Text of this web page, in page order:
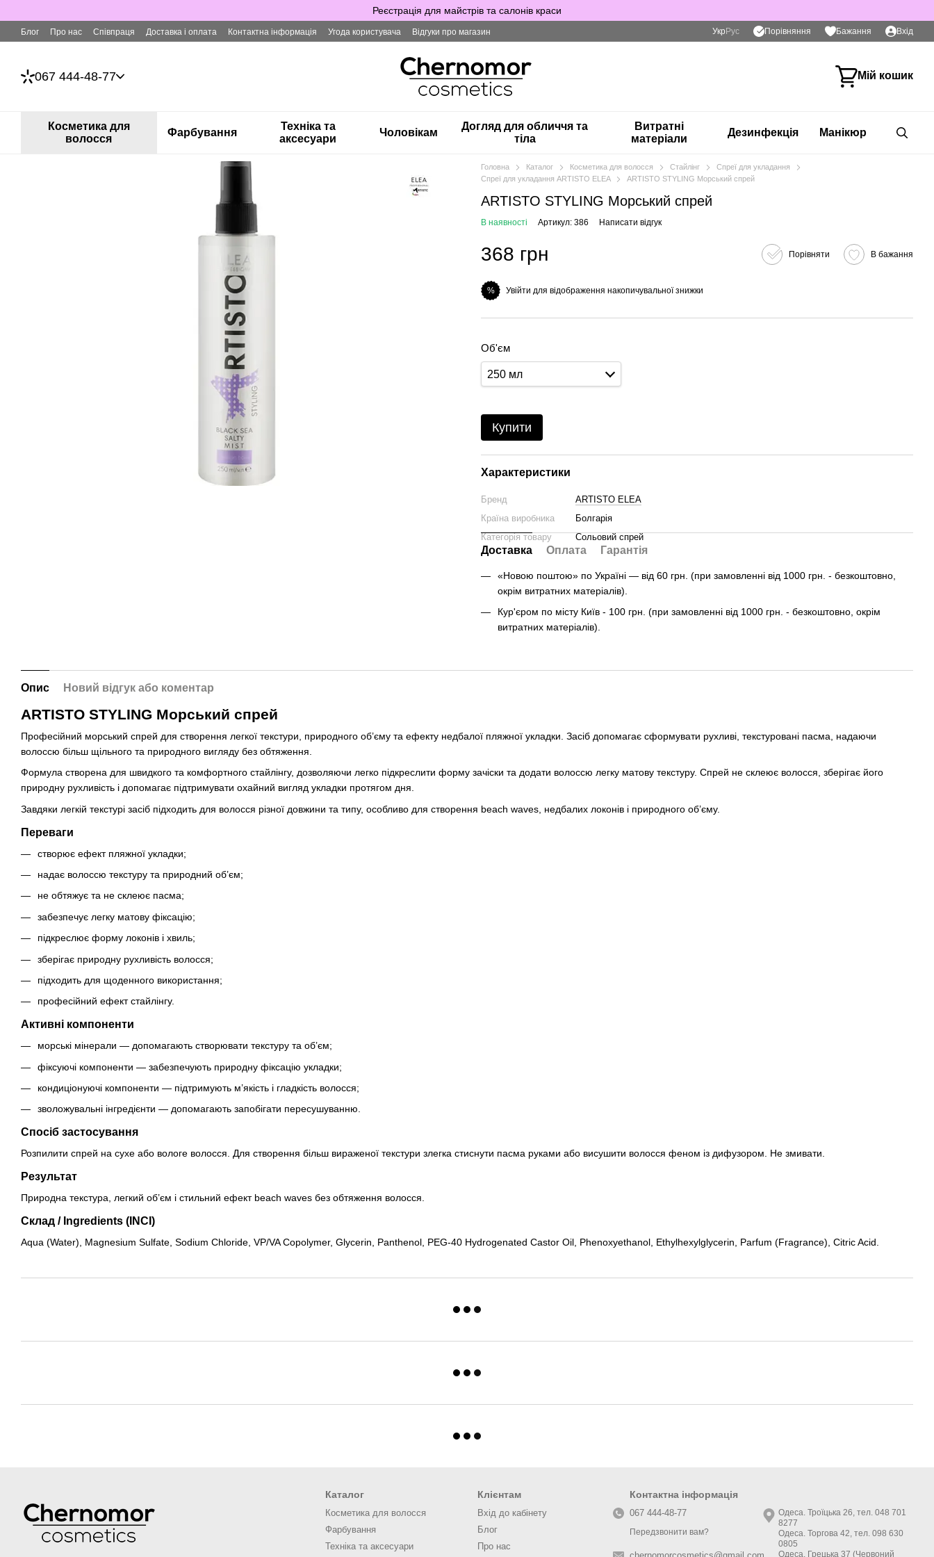
Реєстрація для майстрів та салонів краси
Блог Про нас Співпраця Доставка і оплата Контактна інформація Угода користувача Відгуки про магазин Укр Рус Порівняння Бажання Вхід
067 444-48-77 Мій кошик
Косметика для
волосся
Фарбування
Техніка та
аксесуари
Чоловікам
Догляд для обличчя та
тіла
Витратні
матеріали
Дезинфекція Манікюр
Головна Каталог Косметика для волосся Стайлінг
Спреї для укладання
Спреї для укладання ARTISTO ELEA
ARTISTO STYLING Морський спрей
ARTISTO STYLING Морський спрей
В наявності Артикул: 386 Написати відгук
368 грн Порівняти В бажання
% Увійти для відображення накопичувальної знижки
Об'єм
250 мл
Купити
Характеристики
Бренд
ARTISTO ELEA
Країна виробника
Болгарія
Категорія товару
Сольовий спрей
Доставка Оплата Гарантія
«Новою поштою» по Україні — від 60 грн. (при замовленні від 1000 грн. - безкоштовно,
окрім витратних матеріалів).
Кур'єром по місту Київ - 100 грн. (при замовленні від 1000 грн. - безкоштовно, окрім
витратних матеріалів).
Опис Новий відгук або коментар
ARTISTO STYLING Морський спрей
Професійний морський спрей для створення легкої текстури, природного об’єму та ефекту недбалої пляжної укладки. Засіб допомагає сформувати рухливі, текстуровані пасма, надаючи
волоссю більш щільного та природного вигляду без обтяження.
Формула створена для швидкого та комфортного стайлінгу, дозволяючи легко підкреслити форму зачіски та додати волоссю легку матову текстуру. Спрей не склеює волосся, зберігає його
природну рухливість і допомагає підтримувати охайний вигляд укладки протягом дня.
Завдяки легкій текстурі засіб підходить для волосся різної довжини та типу, особливо для створення beach waves, недбалих локонів і природного об’єму.
Переваги
створює ефект пляжної укладки;
надає волоссю текстуру та природний об’єм;
не обтяжує та не склеює пасма;
забезпечує легку матову фіксацію;
підкреслює форму локонів і хвиль;
зберігає природну рухливість волосся;
підходить для щоденного використання;
професійний ефект стайлінгу.
Активні компоненти
морські мінерали — допомагають створювати текстуру та об’єм;
фіксуючі компоненти — забезпечують природну фіксацію укладки;
кондиціонуючі компоненти — підтримують м’якість і гладкість волосся;
зволожувальні інгредієнти — допомагають запобігати пересушуванню.
Спосіб застосування
Розпилити спрей на сухе або вологе волосся. Для створення більш вираженої текстури злегка стиснути пасма руками або висушити волосся феном із дифузором. Не змивати.
Результат
Природна текстура, легкий об’єм і стильний ефект beach waves без обтяження волосся.
Склад / Ingredients (INCI)
Aqua (Water), Magnesium Sulfate, Sodium Chloride, VP/VA Copolymer, Glycerin, Panthenol, PEG-40 Hydrogenated Castor Oil, Phenoxyethanol, Ethylhexylglycerin, Parfum (Fragrance), Citric Acid.
Каталог
Косметика для волосся
Фарбування
Техніка та аксесуари
Клієнтам
Вхід до кабінету
Блог
Про нас
Контактна інформація
067 444-48-77
Передзвонити вам?
Одеса. Троїцька 26, тел. 048 701
8277
Одеса. Торгова 42, тел. 098 630
0805
Одеса. Грецька 37 (Червоний